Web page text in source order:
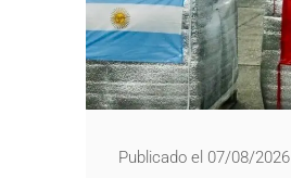
Publicado el 07/08/2026